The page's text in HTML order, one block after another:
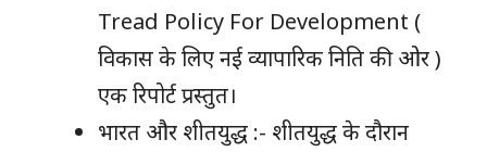
Tread Policy For Development (
विकास के लिए नई व्यापारिक निति की ओर )
एक रिपोर्ट प्रस्तुत।
भारत और शीतयुद्ध :- शीतयुद्ध के दौरान